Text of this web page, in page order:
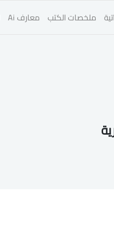
ملخصات الكتب معارف Ai